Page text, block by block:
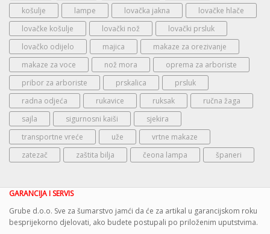
košulje
lampe lovačka jakna
lovačke hlače
lovačke košulje
lovački nož
lovački prsluk
lovačko odijelo
majica
makaze za orezivanje
makaze za voce
nož mora
oprema za arboriste
pribor za arboriste
prskalica
prsluk
radna odjeća
rukavice ruksak
ručna žaga
sajla
sigurnosni kaiši
sjekira
transportne vreće
uže
vrtne makaze
zatezač
zaštita bilja čeona lampa španeri
GARANCIJA I SERVIS
Grube d.o.o. Sve za šumarstvo jamći da će za artikal u garancijskom roku
besprijekorno djelovati, ako budete postupali po priloženim uputstvima.